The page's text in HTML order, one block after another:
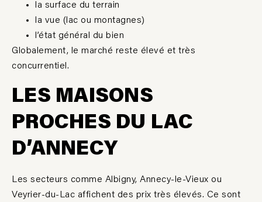
la surface du terrain
la vue (lac ou montagnes)
l’état général du bien
Globalement, le marché reste élevé et très
concurrentiel.
LES MAISONS
PROCHES DU LAC
D’ANNECY
Les secteurs comme Albigny, Annecy-le-Vieux ou
Veyrier-du-Lac affichent des prix très élevés. Ce sont